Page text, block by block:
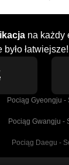
na każdy
łatwiejsze!
Pociąg Gyeongju -
Pociąg Gwangju -
Pociąg Daegu -